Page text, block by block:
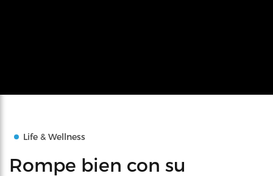
Life & Wellness
Rompe bien con su